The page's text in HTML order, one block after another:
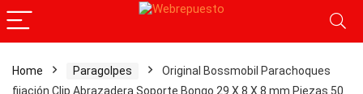
Home Paragolpes
Original Bossmobil Parachoques
fijación Clip Abrazadera Soporte Bongo 29 X 8 X 8 mm Piezas 50